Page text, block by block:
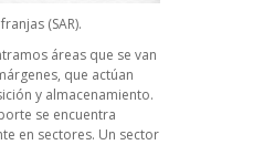
(SAR).
áreas que se van
que actúan
y almacenamiento.
se encuentra
en sectores. Un sector